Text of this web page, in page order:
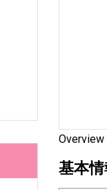
Overview
基本情